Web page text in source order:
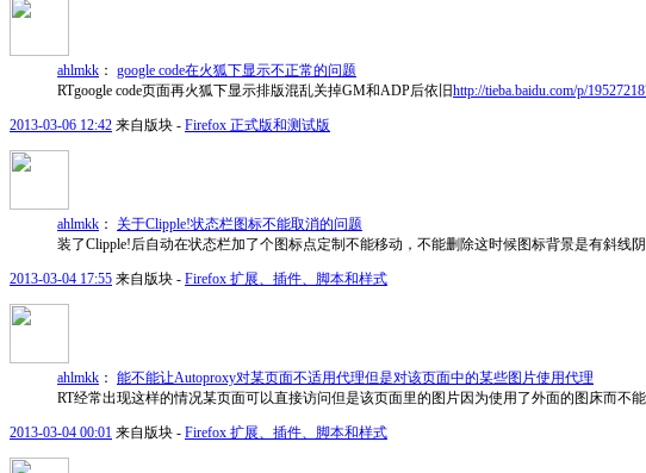
ahlmkk ： google code在火狐下显示不正常的问题
RTgoogle code页面再火狐下显示排版混乱关掉GM和ADP后依旧http://tieba.baidu.com/p/
2013-03-06 12:42 来自版块 - Firefox 正式版和测试版
ahlmkk ： 关于Clipple!状态栏图标不能取消的问题
装了Clipple!后自动在状态栏加了个图标点定制不能移动，不能删除这时候图标背景是有斜
2013-03-04 17:55 来自版块 - Firefox 扩展、插件、脚本和样式
ahlmkk ： 能不能让Autoproxy对某页面不适用代理但是对该页面中的某些图片使用代理
RT经常出现这样的情况某页面可以直接访问但是该页面里的图片因为使用了外面的图床而
2013-03-04 00:01 来自版块 - Firefox 扩展、插件、脚本和样式